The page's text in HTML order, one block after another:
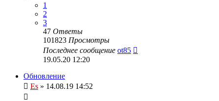
1
2
3
47 Ответы
101823 Просмотры
Последнее сообщение ot85
19.05.20 12:20
Обновление
Es » 14.08.19 14:52